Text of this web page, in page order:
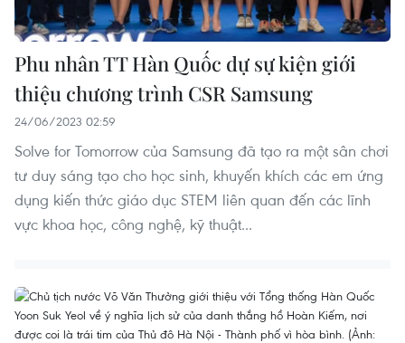
Phu nhân TT Hàn Quốc dự sự kiện giới
thiệu chương trình CSR Samsung
24/06/2023 02:59
Solve for Tomorrow của Samsung đã tạo ra một sân chơi
tư duy sáng tạo cho học sinh, khuyến khích các em ứng
dụng kiến thức giáo dục STEM liên quan đến các lĩnh
vực khoa học, công nghệ, kỹ thuật...